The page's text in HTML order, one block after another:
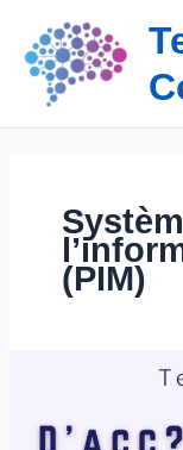
contenu
(PIM)